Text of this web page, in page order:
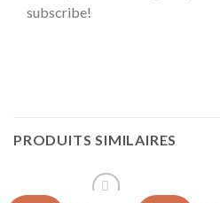
subscribe!
PRODUITS SIMILAIRES